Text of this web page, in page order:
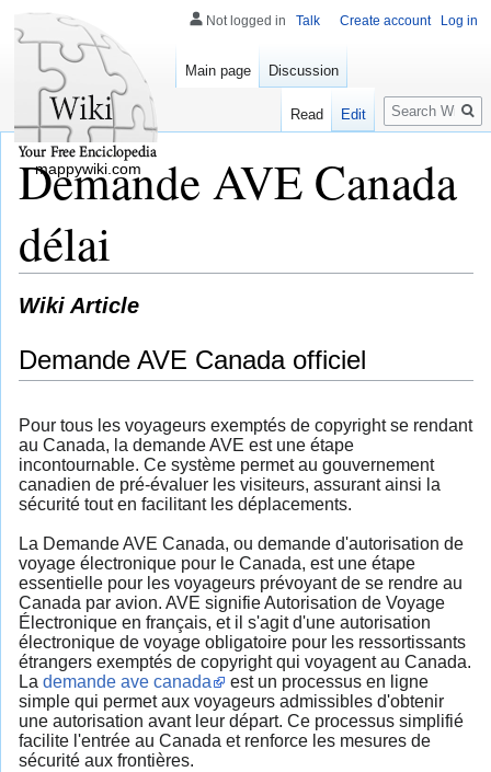
Demande AVE Canada
délai
Wiki Article
Demande AVE Canada officiel
Pour tous les voyageurs exemptés de copyright se rendant
au Canada, la demande AVE est une étape
incontournable. Ce système permet au gouvernement
canadien de pré-évaluer les visiteurs, assurant ainsi la
sécurité tout en facilitant les déplacements.
La Demande AVE Canada, ou demande d'autorisation de
voyage électronique pour le Canada, est une étape
essentielle pour les voyageurs prévoyant de se rendre au
Canada par avion. AVE signifie Autorisation de Voyage
Électronique en français, et il s'agit d'une autorisation
électronique de voyage obligatoire pour les ressortissants
étrangers exemptés de copyright qui voyagent au Canada.
La demande ave canada
est un processus en ligne
simple qui permet aux voyageurs admissibles d'obtenir
une autorisation avant leur départ. Ce processus simplifié
facilite l'entrée au Canada et renforce les mesures de
sécurité aux frontières.
Not logged in Talk Create account Log in
Main page Discussion
Read Edit
Search
mappywiki.com